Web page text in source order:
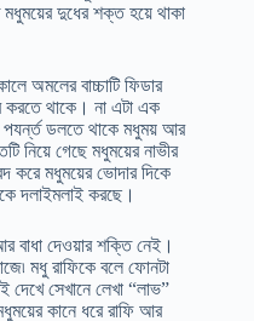
মধুময়ের দুধের শক্ত হয়ে থাকা
অমলের বাচ্চাটি ফিডার
করতে থাকে। না এটা এক
পযর্ন্ত ডলতে থাকে মধুময় আর
নিয়ে গেছে মধুময়ের নাভীর
করে মধুময়ের ভোদার দিকে
দলাইমলাই করছে।
বাধা দেওয়ার শক্তি নেই।
মধু রাফিকে বলে ফোনটা
সেখানে লেখা “লাভ”
কানে ধরে রাফি আর